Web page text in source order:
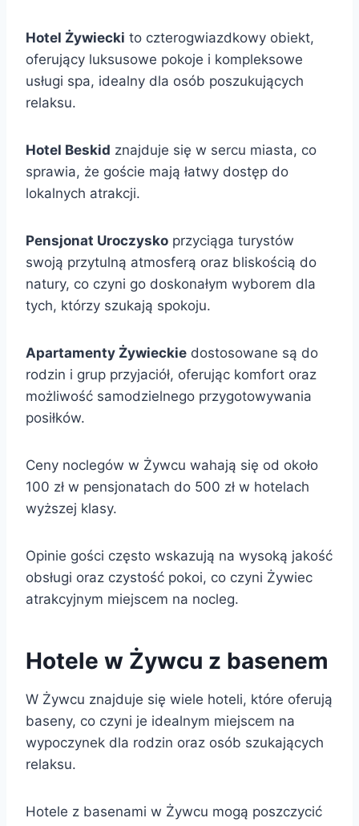
Hotel Żywiecki to czterogwiazdkowy obiekt,
oferujący luksusowe pokoje i kompleksowe
usługi spa, idealny dla osób poszukujących
relaksu.
Hotel Beskid znajduje się w sercu miasta, co
sprawia, że goście mają łatwy dostęp do
lokalnych atrakcji.
Pensjonat Uroczysko przyciąga turystów
swoją przytulną atmosferą oraz bliskością do
natury, co czyni go doskonałym wyborem dla
tych, którzy szukają spokoju.
Apartamenty Żywieckie dostosowane są do
rodzin i grup przyjaciół, oferując komfort oraz
możliwość samodzielnego przygotowywania
posiłków.
Ceny noclegów w Żywcu wahają się od około
100 zł w pensjonatach do 500 zł w hotelach
wyższej klasy.
Opinie gości często wskazują na wysoką jakość
obsługi oraz czystość pokoi, co czyni Żywiec
atrakcyjnym miejscem na nocleg.
Hotele w Żywcu z basenem
W Żywcu znajduje się wiele hoteli, które oferują
baseny, co czyni je idealnym miejscem na
wypoczynek dla rodzin oraz osób szukających
relaksu.
Hotele z basenami w Żywcu mogą poszczycić